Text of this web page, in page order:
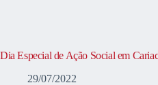
Dia Especial de Ação Social em
29/07/2022